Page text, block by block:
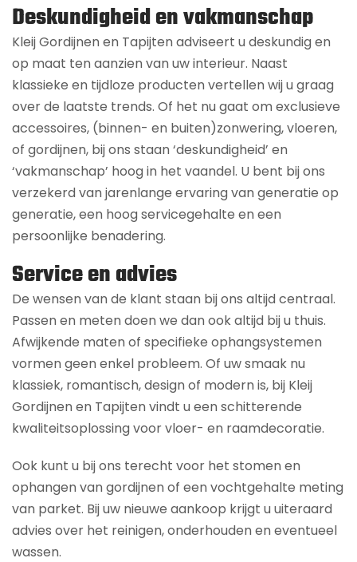
Deskundigheid en vakmanschap
Kleij Gordijnen en Tapijten adviseert u deskundig en
op maat ten aanzien van uw interieur. Naast
klassieke en tijdloze producten vertellen wij u graag
over de laatste trends. Of het nu gaat om exclusieve
accessoires, (binnen- en buiten)zonwering, vloeren,
of gordijnen, bij ons staan ‘deskundigheid’ en
‘vakmanschap’ hoog in het vaandel. U bent bij ons
verzekerd van jarenlange ervaring van generatie op
generatie, een hoog servicegehalte en een
persoonlijke benadering.
Service en advies
De wensen van de klant staan bij ons altijd centraal.
Passen en meten doen we dan ook altijd bij u thuis.
Afwijkende maten of specifieke ophangsystemen
vormen geen enkel probleem. Of uw smaak nu
klassiek, romantisch, design of modern is, bij Kleij
Gordijnen en Tapijten vindt u een schitterende
kwaliteitsoplossing voor vloer- en raamdecoratie.
Ook kunt u bij ons terecht voor het stomen en
ophangen van gordijnen of een vochtgehalte meting
van parket. Bij uw nieuwe aankoop krijgt u uiteraard
advies over het reinigen, onderhouden en eventueel
wassen.